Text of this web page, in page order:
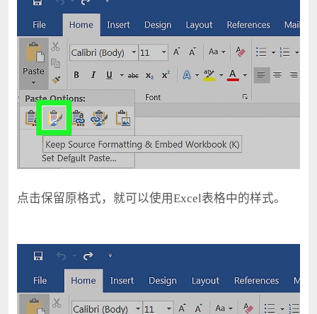
点击保留原格式，就可以使用Excel表格中的样式。